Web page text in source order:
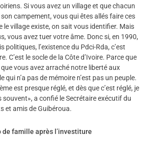
Si vous avez un village et que chacun
campement, vous qui êtes allés faire ces
le village existe, on sait vous identifier. Mais
vous avez tuer votre âme. Donc si, en 1990,
politiques, l’existence du Pdci-Rda, c’est
C’est le socle de la Côte d’Ivoire. Parce que
que vous avez arraché notre liberté aux
qui n’a pas de mémoire n’est pas un peuple.
est presque réglé, et dès que c’est réglé, je
a confié le Secrétaire exécutif du
et amis de Guibéroua.
de famille après l’investiture